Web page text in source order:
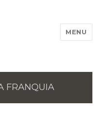
MENU
FRANQUIA